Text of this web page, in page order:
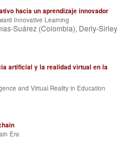
hacia un aprendizaje innovador
Innovative Learning
Suárez (Colombia), Derly-Sirley
artificial y la realidad virtual en la
and Virtual Reality in Education
Era